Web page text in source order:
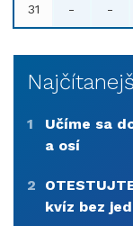
31 - -
1
Učíme sa
a osí
2
kvíz bez